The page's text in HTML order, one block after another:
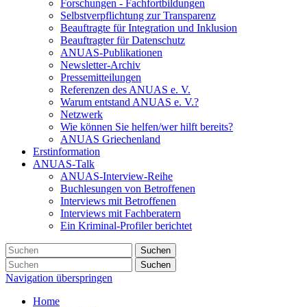
Forschungen - Fachfortbildungen
Selbstverpflichtung zur Transparenz
Beauftragte für Integration und Inklusion
Beauftragter für Datenschutz
ANUAS-Publikationen
Newsletter-Archiv
Pressemitteilungen
Referenzen des ANUAS e. V.
Warum entstand ANUAS e. V.?
Netzwerk
Wie können Sie helfen/wer hilft bereits?
ANUAS Griechenland
Erstinformation
ANUAS-Talk
ANUAS-Interview-Reihe
Buchlesungen von Betroffenen
Interviews mit Betroffenen
Interviews mit Fachberatern
Ein Kriminal-Profiler berichtet
Suchen
Suchen
Navigation überspringen
Home